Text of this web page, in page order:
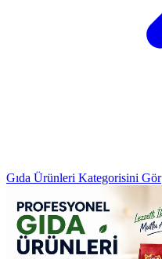
Gıda Ürünleri Kategorisini Gör